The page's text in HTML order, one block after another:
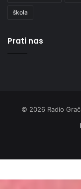
škola
Prati nas
© 2026 Radio